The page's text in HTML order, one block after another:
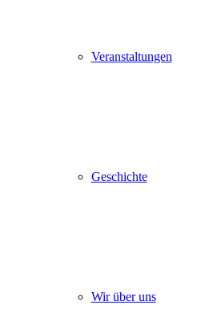
Veranstaltungen
Geschichte
Wir über uns